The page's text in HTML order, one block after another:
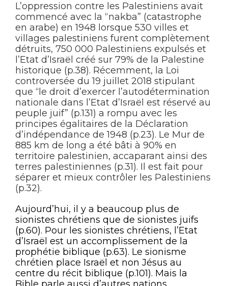
L’oppression contre les Palestiniens avait
commencé avec la “nakba” (catastrophe
en arabe) en 1948 lorsque 530 villes et
villages palestiniens furent complètement
détruits, 750 000 Palestiniens expulsés et
l’Etat d’Israël créé sur 79% de la Palestine
historique (p.38). Récemment, la Loi
controversée du 19 juillet 2018 stipulant
que “le droit d’exercer l’autodétermination
nationale dans l’Etat d’Israël est réservé au
peuple juif” (p.131) a rompu avec les
principes égalitaires de la Déclaration
d’indépendance de 1948 (p.23). Le Mur de
885 km de long a été bâti à 90% en
territoire palestinien, accaparant ainsi des
terres palestiniennes (p.31). Il est fait pour
séparer et mieux contrôler les Palestiniens
(p.32).
Aujourd’hui, il y a beaucoup plus de
sionistes chrétiens que de sionistes juifs
(p.60). Pour les sionistes chrétiens, l’Etat
d’Israël est un accomplissement de la
prophétie biblique (p.63). Le sionisme
chrétien place Israël et non Jésus au
centre du récit biblique (p.101). Mais la